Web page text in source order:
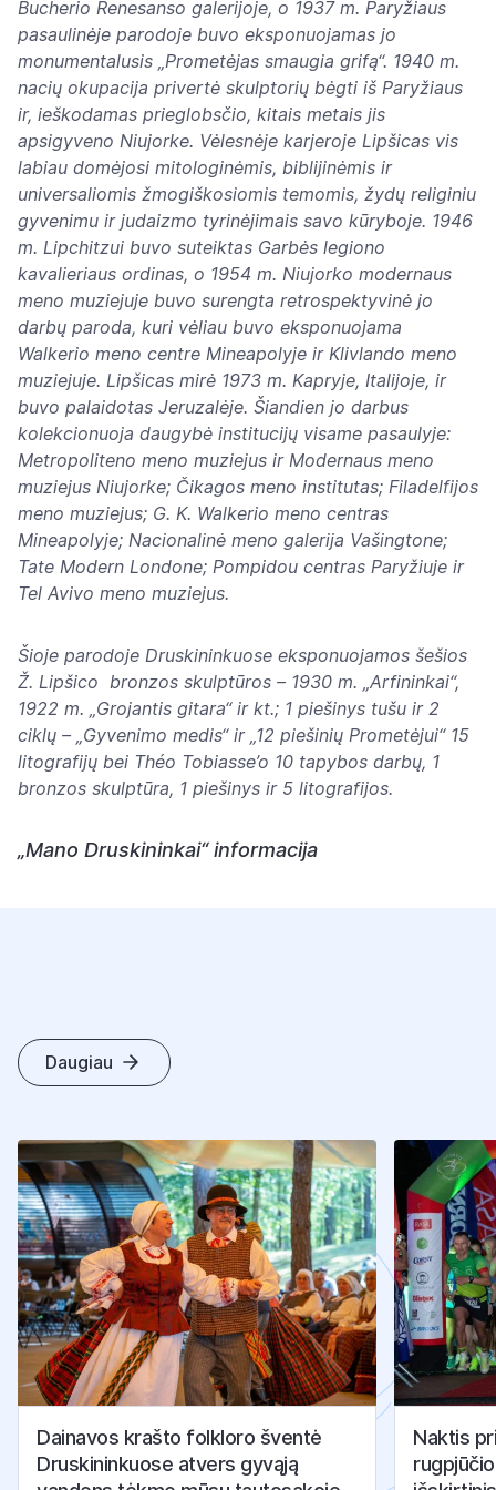
Bucherio Renesanso galerijoje, o 1937 m. Paryžiaus
pasaulinėje parodoje buvo eksponuojamas jo
monumentalusis „Prometėjas smaugia grifą“. 1940 m.
nacių okupacija privertė skulptorių bėgti iš Paryžiaus
ir, ieškodamas prieglobsčio, kitais metais jis
apsigyveno Niujorke. Vėlesnėje karjeroje Lipšicas vis
labiau domėjosi mitologinėmis, biblijinėmis ir
universaliomis žmogiškosiomis temomis, žydų religiniu
gyvenimu ir judaizmo tyrinėjimais savo kūryboje. 1946
m. Lipchitzui buvo suteiktas Garbės legiono
kavalieriaus ordinas, o 1954 m. Niujorko modernaus
meno muziejuje buvo surengta retrospektyvinė jo
darbų paroda, kuri vėliau buvo eksponuojama
Walkerio meno centre Mineapolyje ir Klivlando meno
muziejuje. Lipšicas mirė 1973 m. Kapryje, Italijoje, ir
buvo palaidotas Jeruzalėje. Šiandien jo darbus
kolekcionuoja daugybė institucijų visame pasaulyje:
Metropoliteno meno muziejus ir Modernaus meno
muziejus Niujorke; Čikagos meno institutas; Filadelfijos
meno muziejus; G. K. Walkerio meno centras
Mineapolyje; Nacionalinė meno galerija Vašingtone;
Tate Modern Londone; Pompidou centras Paryžiuje ir
Tel Avivo meno muziejus.
Šioje parodoje Druskininkuose eksponuojamos šešios
Ž. Lipšico bronzos skulptūros – 1930 m. „Arfininkai“,
1922 m. „Grojantis gitara“ ir kt.; 1 piešinys tušu ir 2
ciklų – „Gyvenimo medis“ ir „12 piešinių Prometėjui“ 15
litografijų bei Théo Tobiasse’o 10 tapybos darbų, 1
bronzos skulptūra, 1 piešinys ir 5 litografijos.
„Mano Druskininkai“ informacija
Daugiau
Dainavos krašto folkloro šventė
Druskininkuose atvers gyvąją
Naktis